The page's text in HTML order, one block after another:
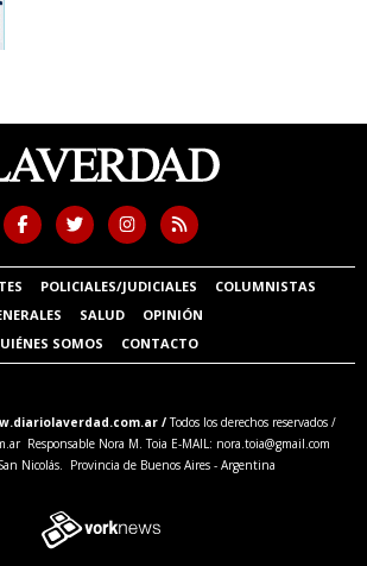
POLICIALES/JUDICIALES
COLUMNISTAS
SALUD
OPINIÓN
SOMOS
CONTACTO
/Todos los derechos reservados /
Responsable Nora M. Toia E-MAIL: nora.toia@gmail.com
Nicolás. Provincia de Buenos Aires - Argentina